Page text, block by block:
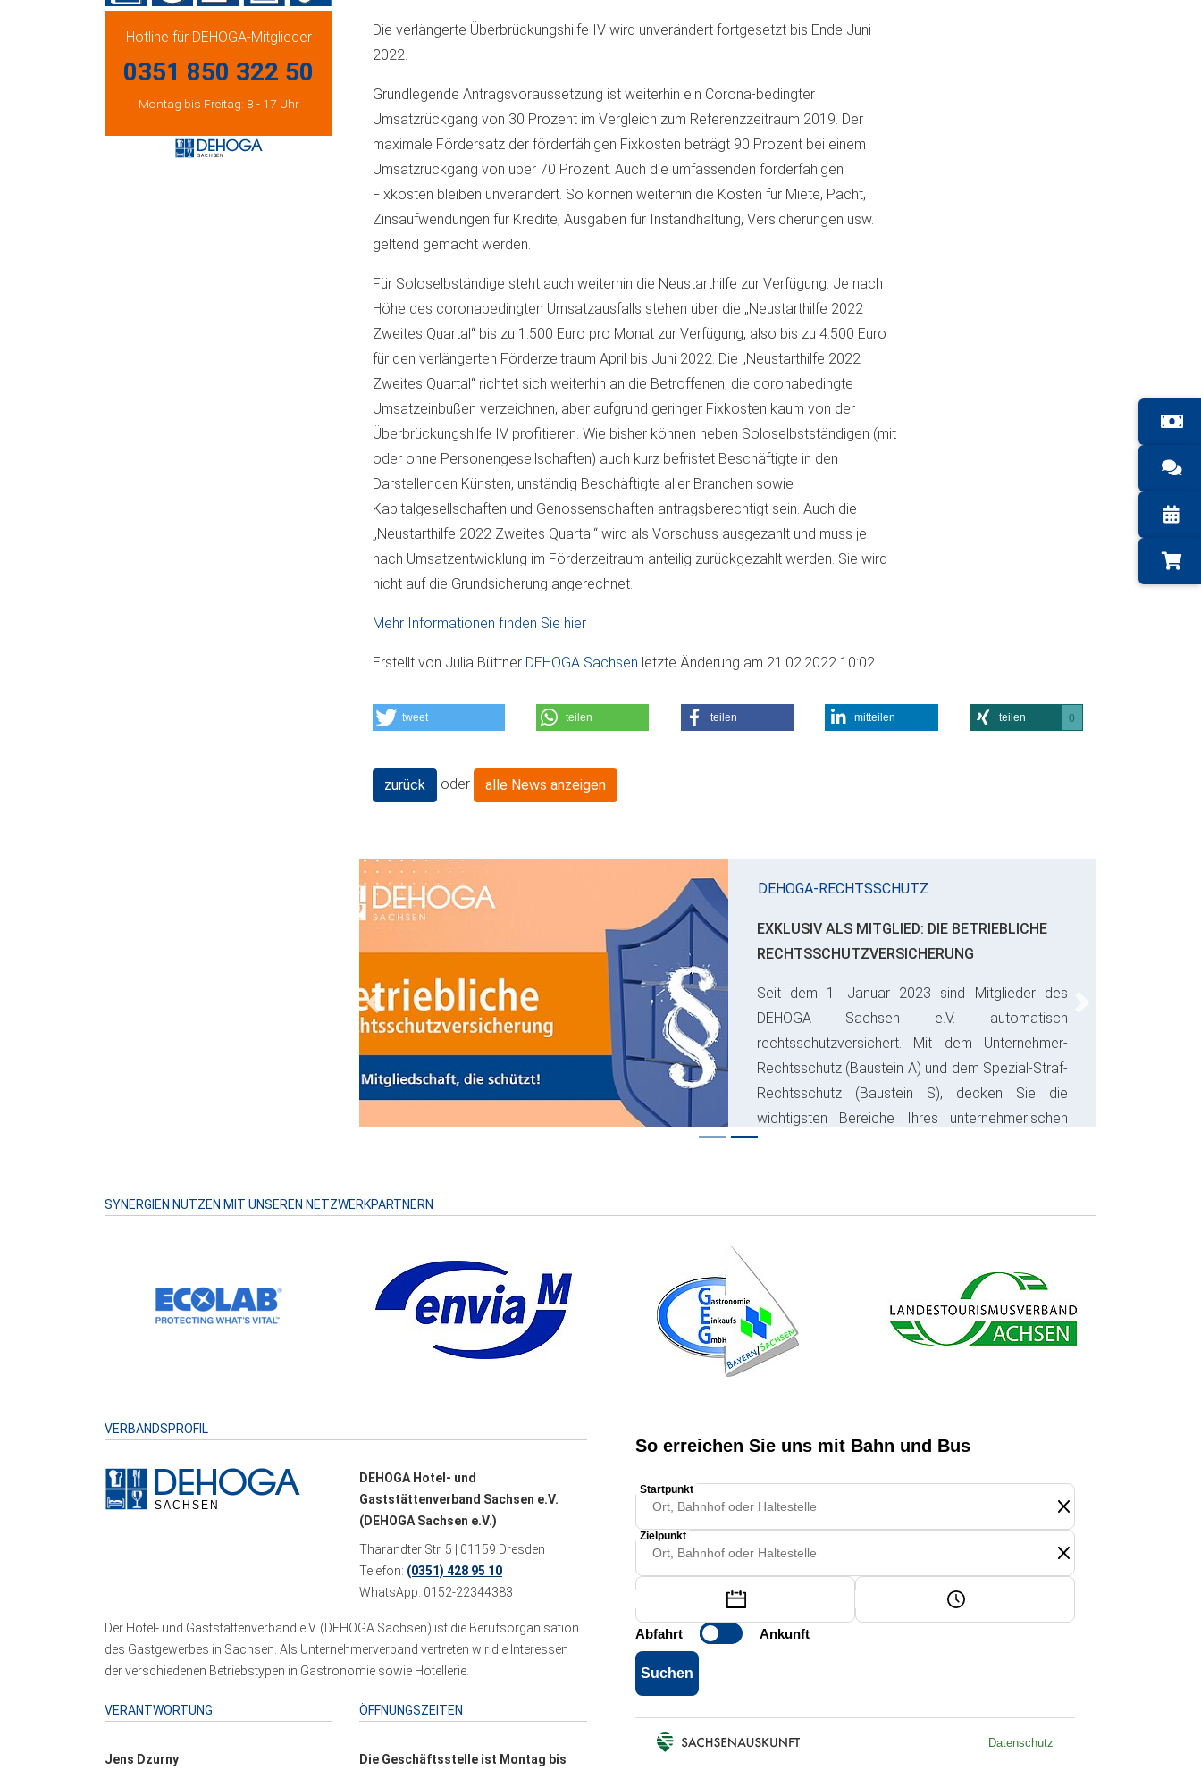
Hotline für DEHOGA-Mitglieder
0351 850 322 50
Montag bis Freitag: 8 - 17 Uhr
Die verlängerte Überbrückungshilfe IV wird unverändert fortgesetzt bis Ende Juni
2022.
Grundlegende Antragsvoraussetzung ist weiterhin ein Corona-bedingter
Umsatzrückgang von 30 Prozent im Vergleich zum Referenzzeitraum 2019. Der
maximale Fördersatz der förderfähigen Fixkosten beträgt 90 Prozent bei einem
Umsatzrückgang von über 70 Prozent. Auch die umfassenden förderfähigen
Fixkosten bleiben unverändert. So können weiterhin die Kosten für Miete, Pacht,
Zinsaufwendungen für Kredite, Ausgaben für Instandhaltung, Versicherungen usw.
geltend gemacht werden.
Für Soloselbständige steht auch weiterhin die Neustarthilfe zur Verfügung. Je nach
Höhe des coronabedingten Umsatzausfalls stehen über die „Neustarthilfe 2022
Zweites Quartal“ bis zu 1.500 Euro pro Monat zur Verfügung, also bis zu 4.500 Euro
für den verlängerten Förderzeitraum April bis Juni 2022. Die „Neustarthilfe 2022
Zweites Quartal“ richtet sich weiterhin an die Betroffenen, die coronabedingte
Umsatzeinbußen verzeichnen, aber aufgrund geringer Fixkosten kaum von der
Überbrückungshilfe IV profitieren. Wie bisher können neben Soloselbstständigen (mit
oder ohne Personengesellschaften) auch kurz befristet Beschäftigte in den
Darstellenden Künsten, unständig Beschäftigte aller Branchen sowie
Kapitalgesellschaften und Genossenschaften antragsberechtigt sein. Auch die
„Neustarthilfe 2022 Zweites Quartal“ wird als Vorschuss ausgezahlt und muss je
nach Umsatzentwicklung im Förderzeitraum anteilig zurückgezahlt werden. Sie wird
nicht auf die Grundsicherung angerechnet.
Mehr Informationen finden Sie hier
Erstellt von Julia Büttner DEHOGA Sachsen letzte Änderung am 21.02.2022 10:02
tweet teilen teilen mitteilen teilen 0
zurück oder alle News anzeigen
DEHOGA-RECHTSSCHUTZ
EXKLUSIV ALS MITGLIED: DIE BETRIEBLICHE
RECHTSSCHUTZVERSICHERUNG
Seit dem 1. Januar 2023 sind Mitglieder des
DEHOGA Sachsen e.V. automatisch
rechtsschutzversichert. Mit dem Unternehmer-
Rechtsschutz (Baustein A) und dem Spezial-Straf-
Rechtsschutz (Baustein S), decken Sie die
wichtigsten Bereiche Ihres unternehmerischen
Risikos ab und sparen bares Geld.
Previous
SYNERGIEN NUTZEN MIT UNSEREN NETZWERKPARTNERN
VERBANDSPROFIL
DEHOGA Hotel- und
Gaststättenverband Sachsen e.V.
(DEHOGA Sachsen e.V.)
Tharandter Str. 5 | 01159 Dresden
Telefon: (0351) 428 95 10
WhatsApp: 0152-22344383
Der Hotel- und Gaststättenverband e.V. (DEHOGA Sachsen) ist die Berufsorganisation
des Gastgewerbes in Sachsen. Als Unternehmerverband vertreten wir die Interessen
der verschiedenen Betriebstypen in Gastronomie sowie Hotellerie.
VERANTWORTUNG
Jens Dzurny
ÖFFNUNGSZEITEN
Die Geschäftsstelle ist Montag bis